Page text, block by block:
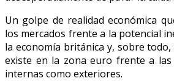
Un golpe de realidad económica
los mercados frente a la potencial
la economía británica y, sobre
existe en la zona euro frente a
internas como exteriores.